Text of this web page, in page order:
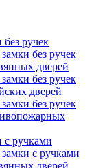
ручек
без ручек
дверей
без ручек
дверей
без ручек
с ручками
с ручками